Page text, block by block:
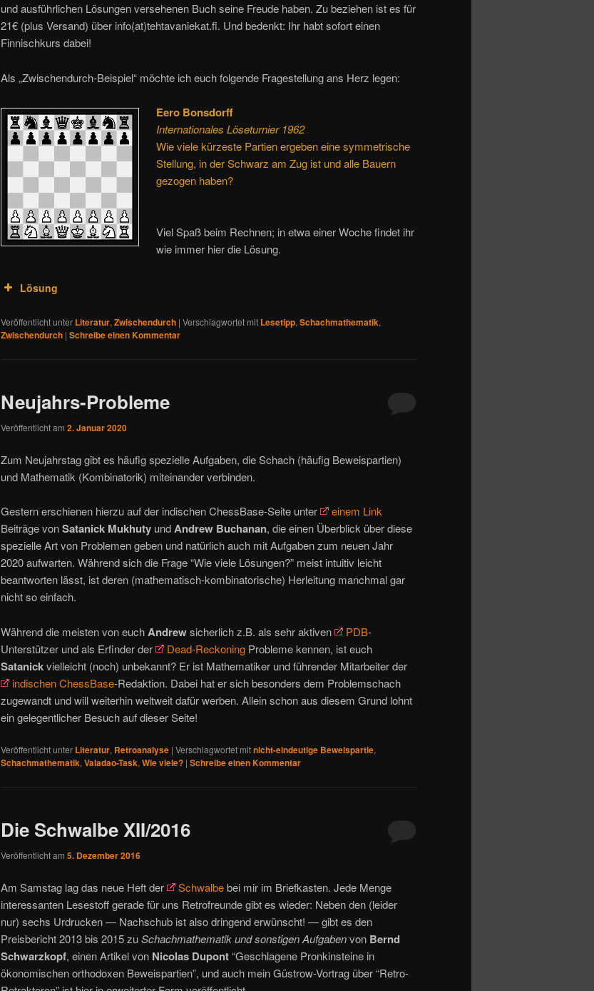
und ausführlichen Lösungen versehenen Buch seine Freude haben. Zu beziehen ist es für
21€ (plus Versand) über info(at)tehtavaniekat.fi. Und bedenkt: Ihr habt sofort einen
Finnischkurs dabei!
Als „Zwischendurch-Beispiel“ möchte ich euch folgende Fragestellung ans Herz legen:
Eero Bonsdorff
Internationales Löseturnier 1962
Wie viele kürzeste Partien ergeben eine symmetrische
Stellung, in der Schwarz am Zug ist und alle Bauern
gezogen haben?
Viel Spaß beim Rechnen; in etwa einer Woche findet ihr
wie immer hier die Lösung.
Lösung
Veröffentlicht unter Literatur, Zwischendurch | Verschlagwortet mit Lesetipp, Schachmathematik,
Zwischendurch | Schreibe einen Kommentar
Neujahrs-Probleme
Veröffentlicht am 2. Januar 2020
Zum Neujahrstag gibt es häufig spezielle Aufgaben, die Schach (häufig Beweispartien)
und Mathematik (Kombinatorik) miteinander verbinden.
Gestern erschienen hierzu auf der indischen ChessBase-Seite unter
einem Link
Beiträge vonSatanick Mukhuty undAndrew Buchanan, die einen Überblick über diese
spezielle Art von Problemen geben und natürlich auch mit Aufgaben zum neuen Jahr
2020 aufwarten. Während sich die Frage “Wie viele Lösungen?” meist intuitiv leicht
beantworten lässt, ist deren (mathematisch-kombinatorische) Herleitung manchmal gar
nicht so einfach.
Während die meisten von euchAndrewsicherlich z.B. als sehr aktiven PDB-
Unterstützer und als Erfinder der
Dead-Reckoning Probleme kennen, ist euch
Satanickvielleicht (noch) unbekannt? Er ist Mathematiker und führender Mitarbeiter der
indischen ChessBase-Redaktion. Dabei hat er sich besonders dem Problemschach
zugewandt und will weiterhin weltweit dafür werben. Allein schon aus diesem Grund lohnt
ein gelegentlicher Besuch auf dieser Seite!
Veröffentlicht unter Literatur, Retroanalyse | Verschlagwortet mitnicht-eindeutige Beweispartie,
Schachmathematik, Valadao-Task, Wie viele? | Schreibe einen Kommentar
Die Schwalbe XII/2016
Veröffentlicht am 5. Dezember 2016
Am Samstag lag das neue Heft der Schwalbebei mir im Briefkasten. Jede Menge
interessanten Lesestoff gerade für uns Retrofreunde gibt es wieder: Neben den (leider
nur) sechs Urdrucken — Nachschub ist also dringend erwünscht! — gibt es den
Preisbericht 2013 bis 2015 zuSchachmathematik und sonstigen Aufgabenvon Bernd
Schwarzkopf, einen Artikel von Nicolas Dupont“Geschlagene Pronkinsteine in
ökonomischen orthodoxen Beweispartien”, und auch mein Güstrow-Vortrag über “Retro-